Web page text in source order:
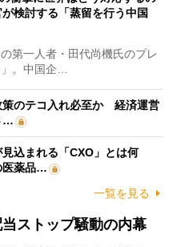
検討する「蒸留を行う中国
第一人者・田代尚機氏のプレ
」。中国企…
策のテコ入れ必至か 経済運営
…
込まれる「CXO」とは何
医薬品…
一覧を見る
当ストップ騒動の内幕